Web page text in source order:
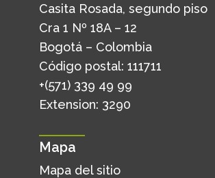
Casita Rosada, segundo piso
Cra 1 Nº 18A – 12
Bogotá – Colombia
Código postal: 111711
+(571) 339 49 99
Extension: 3290
Mapa
Mapa del sitio